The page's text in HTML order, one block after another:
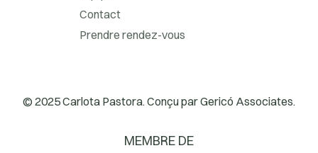
Prendre rendez-vous
© 2025 Carlota Pastora. Conçu parGericó Associates.
MEMBRE DE